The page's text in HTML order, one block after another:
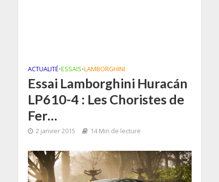
ACTUALITÉ•ESSAIS•LAMBORGHINI
Essai Lamborghini Huracán
LP610-4 : Les Choristes de
Fer…
2 janvier 2015 14 Min de lecture